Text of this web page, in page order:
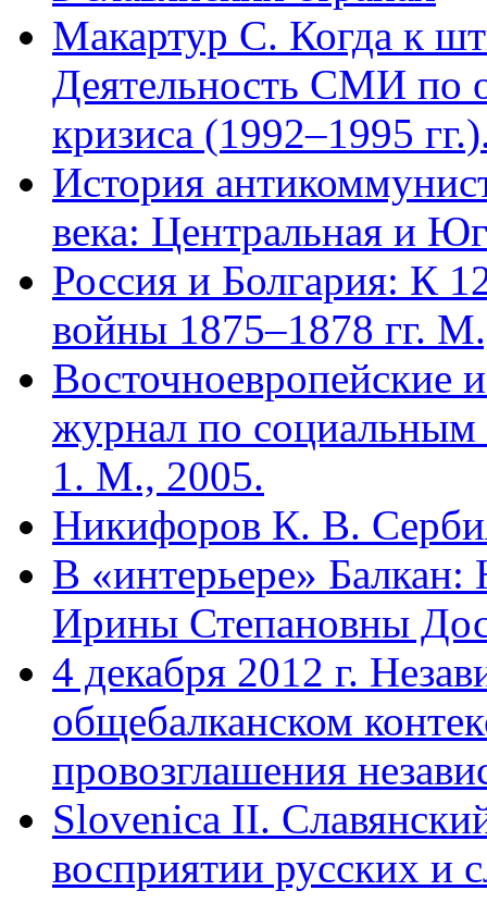
Макартур С. Когда к
Деятельность СМИ по
кризиса (1992–1995
История
века: Центральная и
Россия и Болгария: К
войны 1875–1878 гг.
Восточноевропейские
журнал по
1. М., 2005.
Никифоров К. В.
В «интерьере»
Ирины Степановны
4 декабря 2012 г.
общебалканском
провозглашения
Slovenica II.
восприятии русских